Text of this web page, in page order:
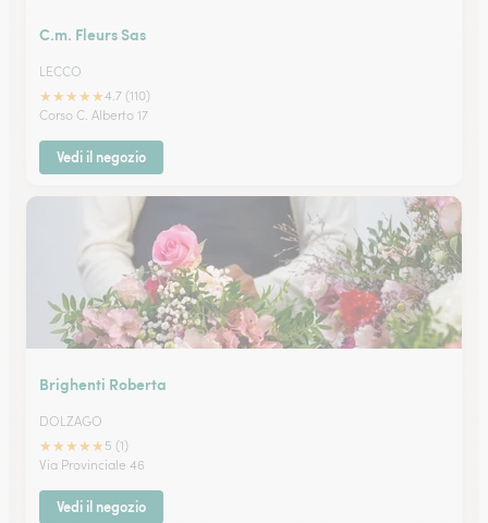
C.m. Fleurs Sas
LECCO
★★★★★4.7 (110)
Corso C. Alberto 17
Vedi il negozio
Brighenti Roberta
DOLZAGO
★★★★★ 5 (1)
Via Provinciale 46
Vedi il negozio